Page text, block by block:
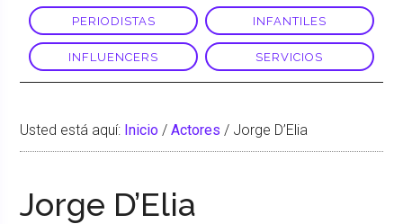
PERIODISTAS INFANTILES
INFLUENCERS SERVICIOS
Usted está aquí: Inicio / Actores / Jorge D’Elia
Jorge D’Elia